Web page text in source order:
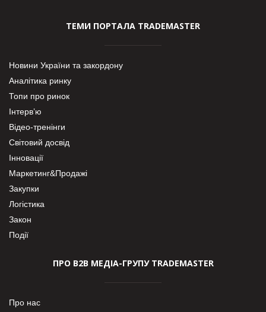
ТЕМИ ПОРТАЛА TRADEMASTER
Новини України та закордону
Аналітика ринку
Топи про ринок
Інтерв’ю
Відео-тренінги
Світовий досвід
Інновації
Маркетинг&Продажі
Закупки
Логістика
Закон
Події
ПРО В2В МЕДІА-ГРУПУ TRADEMASTER
Про нас